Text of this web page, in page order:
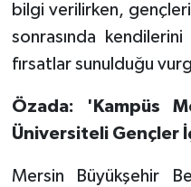
bilgi verilirken,
sonrasında
fırsatlar sunulduğu
Özada: 'Kampüs
Üniversiteli Gençler
Mersin Büyükşehir